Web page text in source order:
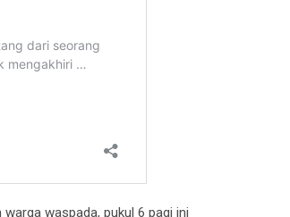
waspada, pukul 6 pagi ini